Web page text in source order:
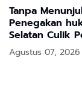
Tanpa
Penegakan hukum
Selatan Culik
Agustus 07, 2026